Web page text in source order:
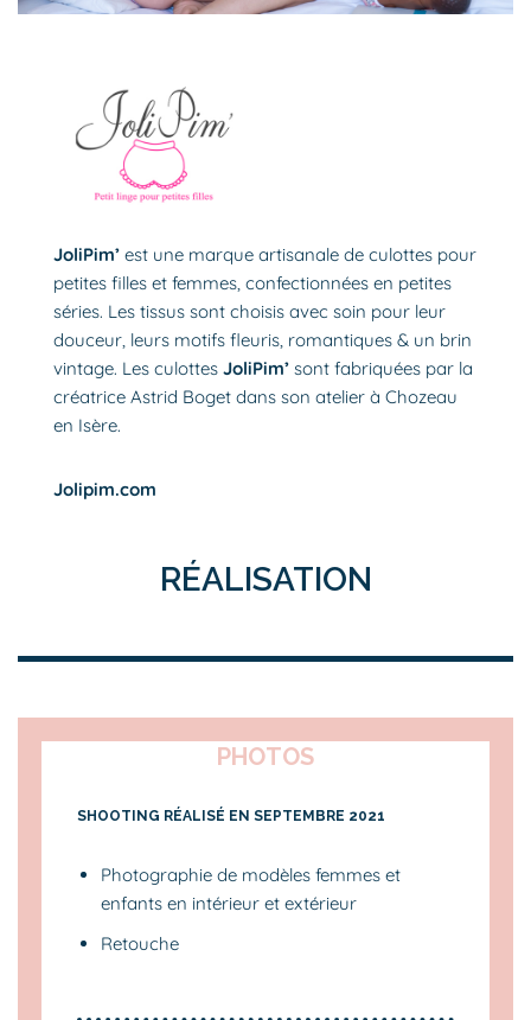
JoliPim’ est une marque artisanale de culottes pour
petites filles et femmes, confectionnées en petites
séries. Les tissus sont choisis avec soin pour leur
douceur, leurs motifs fleuris, romantiques & un brin
vintage. Les culottes JoliPim’ sont fabriquées par la
créatrice Astrid Boget dans son atelier à Chozeau
en Isère.
Jolipim.com
RÉALISATION
PHOTOS
SHOOTING RÉALISÉ EN SEPTEMBRE 2021
Photographie de modèles femmes et
enfants en intérieur et extérieur
Retouche